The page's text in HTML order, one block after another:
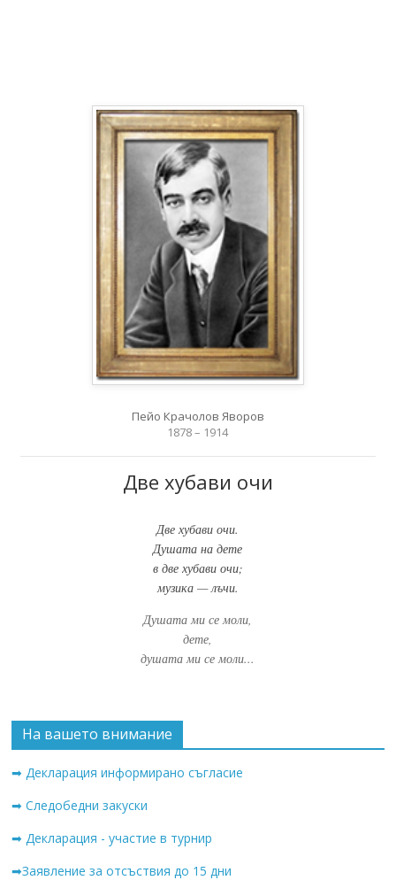
Пейо Крачолов Яворов
1878 – 1914
Две хубави очи
Две хубави очи.
Душата на дете
в две хубави очи;
музика — лъчи.
Душата ми се моли,
дете,
душата ми се моли...
На вашето внимание
➡ Декларация информирано съгласие
➡ Следобедни закуски
➡ Декларация - участие в турнир
➡Заявление за отсъствия до 15 дни